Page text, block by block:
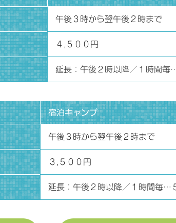
午後３時から翌午後２時まで
４,５００円
延長：午後２時以降／１時間毎
宿泊キャンプ
午後３時から翌午後２時まで
３,５００円
延長：午後２時以降／１時間毎…